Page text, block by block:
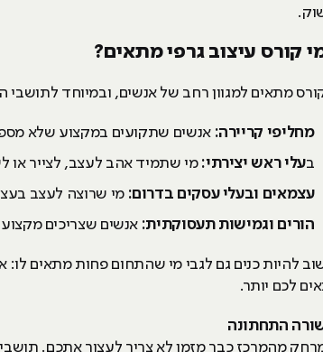
קורס עיצוב גרפי מתאים?
מתאים למגוון רחב של אנשים, ובמיוחד לתושבי
מחליפי קריירה:אנשים שתקועים במקצוע שלא
בעלי ראש יצירתי: מי שתמיד אהב לעצב, לצייר או
עצמאים ובעלי עסקים בדרום: מי שרוצה לעצב
הורים וגמישות תעסוקתית: אנשים שצריכים
להיות כנים גם לגבי מי שהתחום פחות מתאים לו:
לכם יותר.
התחתונה